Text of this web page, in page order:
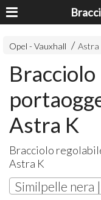
Opel - Vauxhall Astra
Astra K
Bracciolo
Astra K
Similpelle nera